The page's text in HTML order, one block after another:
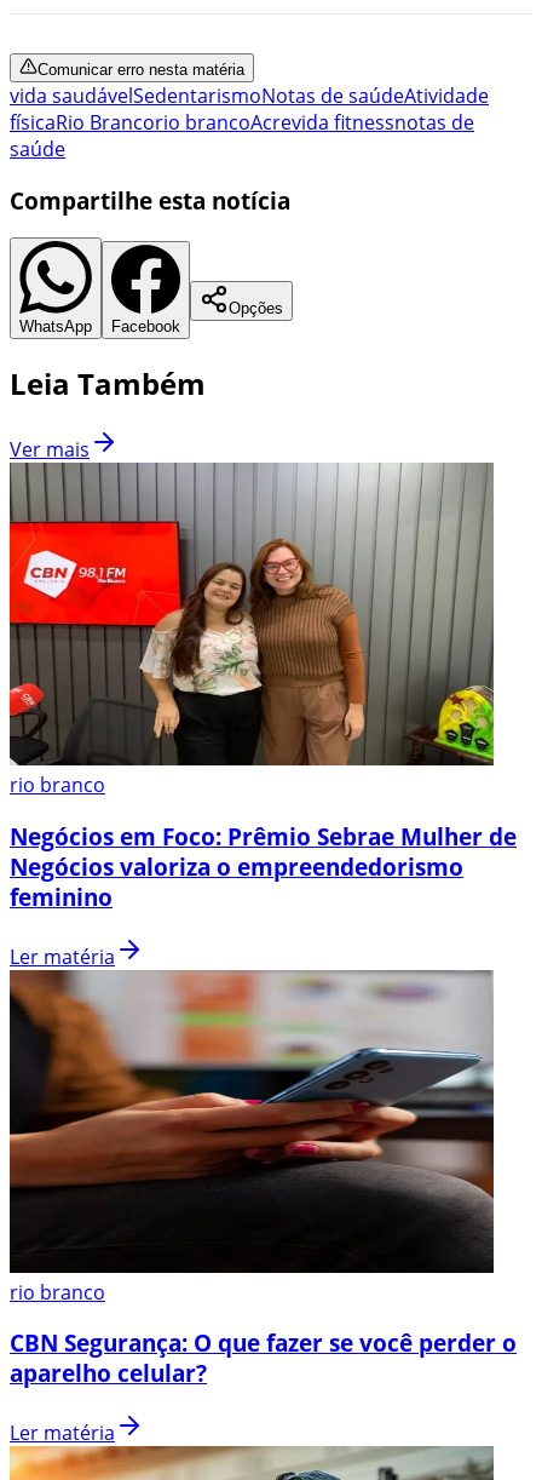
Comunicar erro nesta matéria
vida saudávelSedentarismoNotas de saúdeAtividade
físicaRio Brancorio brancoAcrevida fitnessnotas de
saúde
Compartilhe esta notícia
WhatsApp Facebook
Opções
Leia Também
Ver mais
rio branco
Negócios em Foco: Prêmio Sebrae Mulher de
Negócios valoriza o empreendedorismo
feminino
Ler matéria
rio branco
CBN Segurança: O que fazer se você perder o
aparelho celular?
Ler matéria